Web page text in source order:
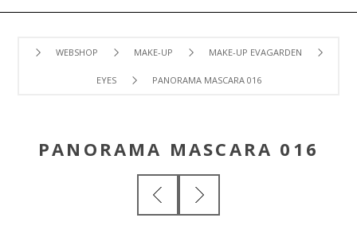
WEBSHOP MAKE-UP MAKE-UP EVAGARDEN
EYES PANORAMA MASCARA 016
PANORAMA MASCARA 016